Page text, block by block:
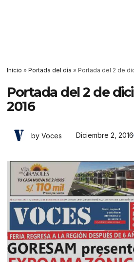
Inicio » Portada del día » Portada del 2 de
Portada del 2 de
2016
by Voces Diciembre 2, 2016